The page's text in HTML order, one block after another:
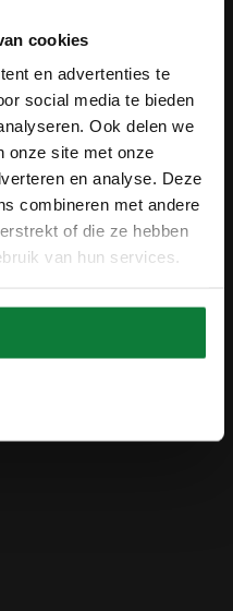
cookies
en advertenties te
social media te bieden
Ook delen we
onze site met onze
en analyse. Deze
combineren met andere
of die ze hebben
van hun services.